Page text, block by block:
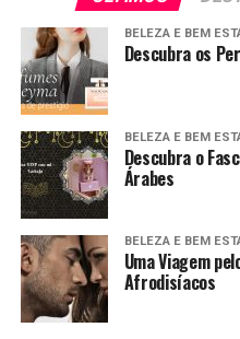
BELEZA E BEM
Descubra os
BELEZA E BEM
Descubra o
Árabes
BELEZA E BEM
Uma Viagem
Afrodisíacos